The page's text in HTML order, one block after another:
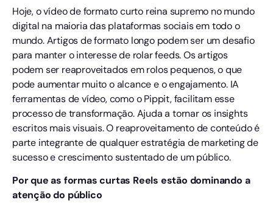
Hoje, o vídeo de formato curto reina supremo no mundo
digital na maioria das plataformas sociais em todo o
mundo. Artigos de formato longo podem ser um desafio
para manter o interesse de rolar feeds. Os artigos
podem ser reaproveitados em rolos pequenos, o que
pode aumentar muito o alcance e o engajamento. IA
ferramentas de vídeo, como o Pippit, facilitam esse
processo de transformação. Ajuda a tornar os insights
escritos mais visuais. O reaproveitamento de conteúdo é
parte integrante de qualquer estratégia de marketing de
sucesso e crescimento sustentado de um público.
Por que as formas curtas Reels estão dominando a
atenção do público